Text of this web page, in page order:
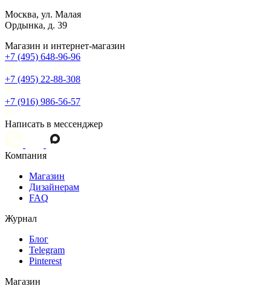
Москва, ул. Малая
Ордынка, д. 39
Магазин и интернет-магазин
+7 (495) 648-96-96
+7 (495) 22-88-308
+7 (916) 986-56-57
Написать в мессенджер
Компания
Магазин
Дизайнерам
FAQ
Журнал
Блог
Telegram
Pinterest
Магазин